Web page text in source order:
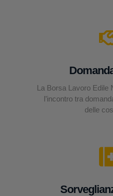
La Borsa Lavoro Edile
l’incontro tra
delle